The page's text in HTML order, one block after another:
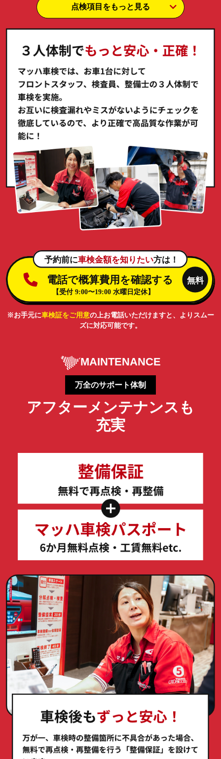
点検項目をもっと見る
※お手元に車検証をご用意の上お電話いただけますと、よりスムー
ズに対応可能です。
MAINTENANCE
万全のサポート体制
アフターメンテナンスも
充実